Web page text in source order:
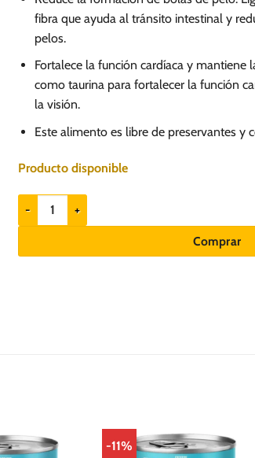
fibra que ayuda al tránsito intestinal y
pelos.
Fortalece la función cardíaca y mantiene
como taurina para fortalecer la función
la visión.
Este alimento es libre de preservantes y
Producto disponible
Canbo Paté Pollo x 85gr - Gatos Castrados
Comprar
-11%